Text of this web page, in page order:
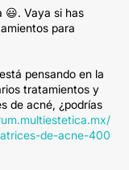
😃. Vaya si has
para
pensando en la
tratamientos y
de acné, ¿podrías
de-acne-400